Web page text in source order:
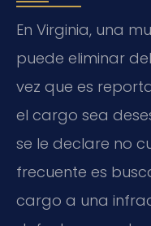
En Virginia, una
puede eliminar
vez que es
el cargo sea
se le declare no
frecuente es
cargo a una